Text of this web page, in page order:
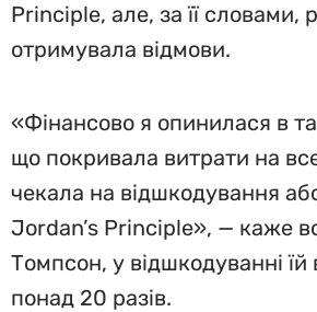
Principle, але, за її словами,
отримувала відмови.
«Фінансово я опинилася в
що покривала витрати на
чекала на відшкодування
Jordan’s Principle», — каже
Томпсон, у відшкодуванні їй
понад 20 разів.